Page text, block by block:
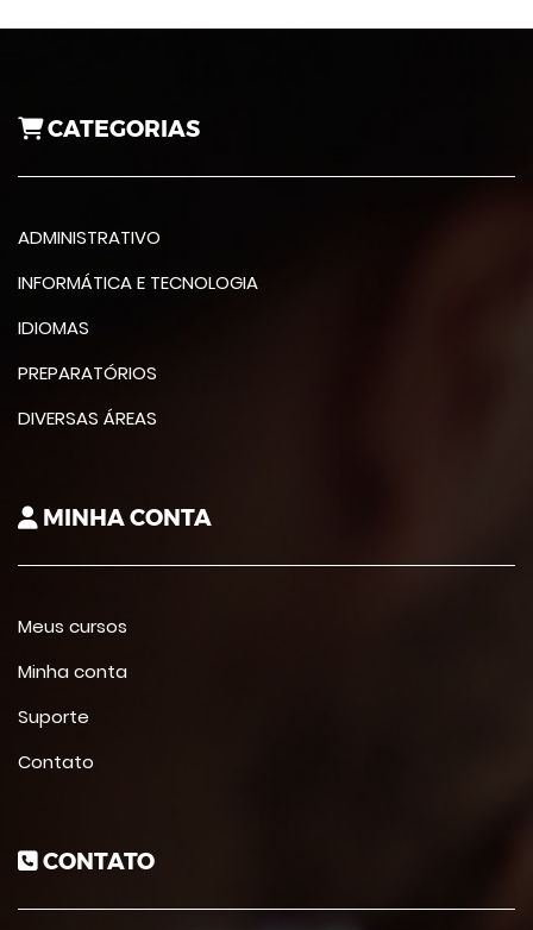
CATEGORIAS
ADMINISTRATIVO
INFORMÁTICA E TECNOLOGIA
IDIOMAS
PREPARATÓRIOS
DIVERSAS ÁREAS
MINHA CONTA
Meus cursos
Minha conta
Suporte
Contato
CONTATO